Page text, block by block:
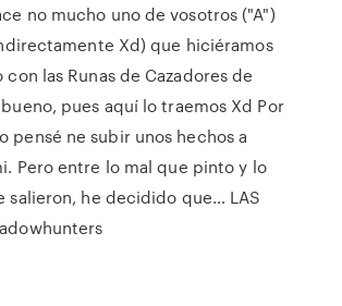
no mucho uno de vosotros ("A")
Xd) que hiciéramos
las Runas de Cazadores de
pues aquí lo traemos Xd Por
pensé ne subir unos hechos a
Pero entre lo mal que pinto y lo
salieron, he decidido que… LAS